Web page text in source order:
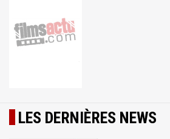
LES DERNIÈRES NEWS